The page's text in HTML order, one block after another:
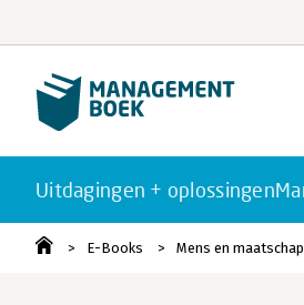
Uitdagingen + oplossingen
E-Books Mens en